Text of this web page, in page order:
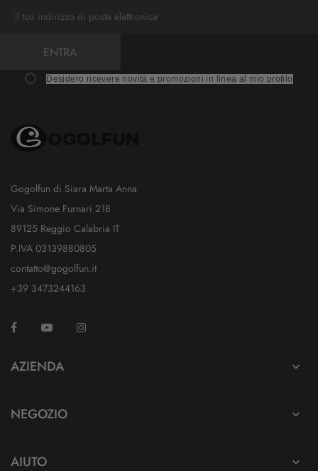
ENTRA
Desidero ricevere novità e promozioni in linea al mio profilo
Gogolfun di Siara Marta Anna
Via Simone Furnari 21B
89125 Reggio Calabria IT
P.IVA 03139880805
contatto@gogolfun.it
+39 3473244163
Facebook YouTube
AZIENDA 
NEGOZIO 
AIUTO 